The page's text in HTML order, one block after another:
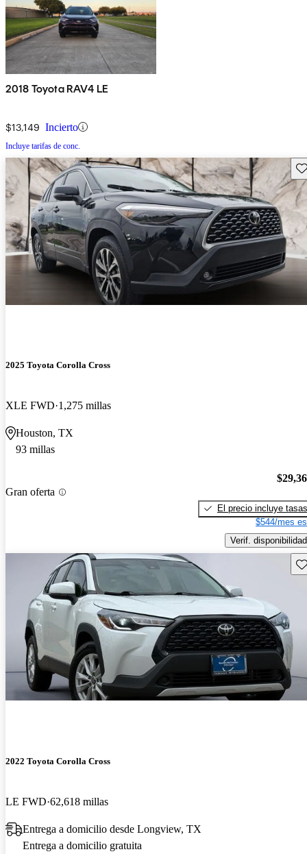
2018 Toyota RAV4 LE
$13,149 Incierto
Incluye tarifas de conc.
2025 Toyota Corolla Cross
XLE FWD 1,275 millas
Houston, TX
93 millas
Gran oferta
El precio incluye tasas
$544/mes
Verif. disponibilidad
2022 Toyota Corolla Cross
LE FWD 62,618 millas
Entrega a domicilio desde Longview, TX
Entrega a domicilio gratuita